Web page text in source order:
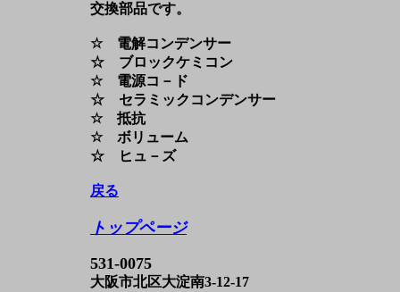
交換部品です。
☆ 電解コンデンサー
☆ ブロックケミコン
☆ 電源コ－ド
☆ セラミックコンデンサー
☆ 抵抗
☆ ボリューム
☆ ヒュ－ズ
戻る
トップページ
531-0075
大阪市北区大淀南3-12-17